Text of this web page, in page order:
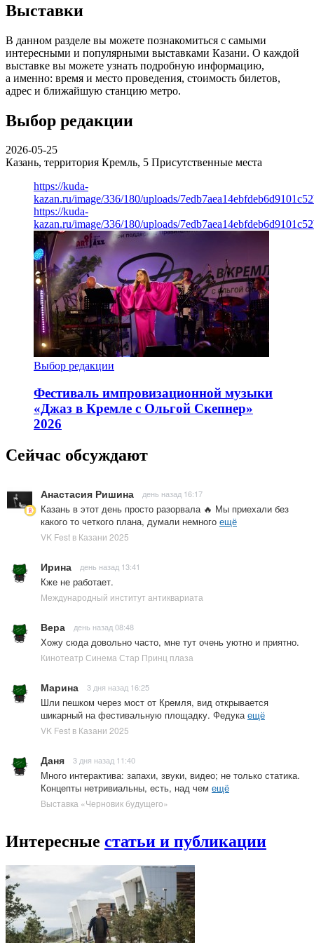
Выставки
В данном разделе вы можете познакомиться с самыми
интересными и популярными выставками Казани. О каждой
выставке вы можете узнать подробную информацию,
а именно: время и место проведения, стоимость билетов,
адрес и ближайшую станцию метро.
Выбор редакции
2026-05-25
Казань, территория Кремль, 5 Присутственные места
https://kuda-
kazan.ru/image/336/180/uploads/
https://kuda-
kazan.ru/image/336/180/uploads/
Выбор редакции
Фестиваль импровизационной музыки
«Джаз в Кремле с Ольгой Скепнер»
2026
Сейчас обсуждают
Анастасия Ришина день назад 16:17
Казань в этот день просто разорвала 🔥 Мы приехали без
какого то четкого плана, думали немного ещё
VK Fest в Казани 2025
Ирина день назад 13:41
Кже не работает.
Международный институт антиквариата
Вера день назад 08:48
Хожу сюда довольно часто, мне тут очень уютно и приятно.
Кинотеатр Синема Стар Принц плаза
Марина 3 дня назад 16:25
Шли пешком через мост от Кремля, вид открывается
шикарный на фестивальную площадку. Федукаещё
VK Fest в Казани 2025
Даня 3 дня назад 11:40
Много интерактива: запахи, звуки, видео; не только статика.
Концепты нетривиальны, есть, над чем ещё
Выставка «Черновик будущего»
Интересные статьи и публикации